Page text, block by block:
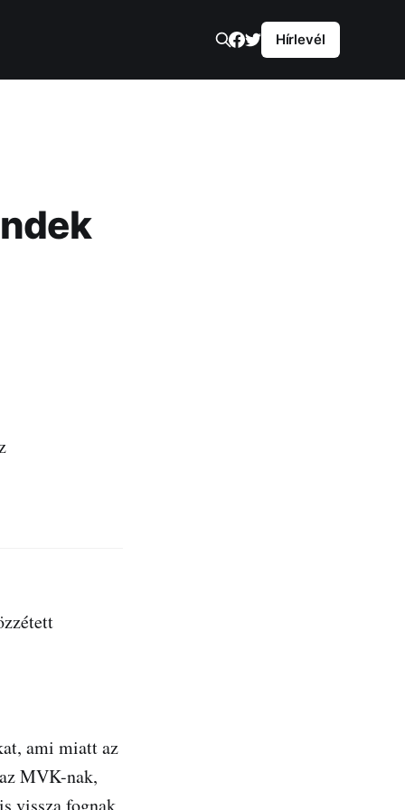
Hírlevél
ami miatt az
MVK-nak,
vissza fognak